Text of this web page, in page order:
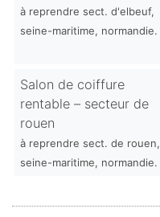
à reprendre sect. d'elbeuf,
seine-maritime, normandie.
Salon de coiffure
rentable – secteur de
rouen
à reprendre sect. de rouen,
seine-maritime, normandie.